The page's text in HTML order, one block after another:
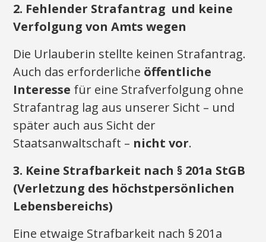
2. Fehlender Strafantrag und keine
Verfolgung von Amts wegen
Die Urlauberin stellte keinen Strafantrag.
Auch das erforderliche öffentliche
Interesse für eine Strafverfolgung ohne
Strafantrag lag aus unserer Sicht – und
später auch aus Sicht der
Staatsanwaltschaft – nicht vor.
3. Keine Strafbarkeit nach § 201a StGB
(Verletzung des höchstpersönlichen
Lebensbereichs)
Eine etwaige Strafbarkeit nach § 201a